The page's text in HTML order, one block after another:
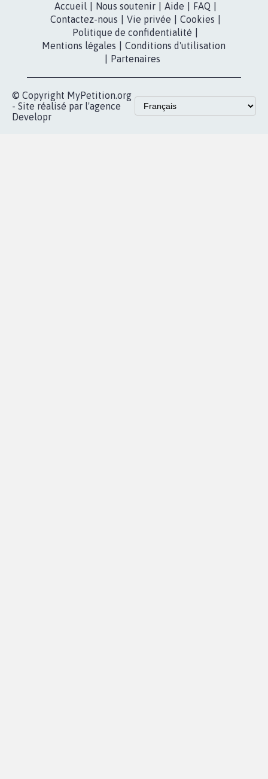
Accueil Nous soutenir Aide FAQ
Contactez-nous
Vie privée Cookies
Politique de confidentialité
Mentions légales
Conditions d'utilisation
Partenaires
© Copyright MyPetition.org
- Site réalisé par l'agence
Developr